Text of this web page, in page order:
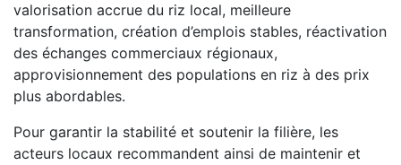
valorisation accrue du riz local, meilleure
transformation, création d’emplois stables, réactivation
des échanges commerciaux régionaux,
approvisionnement des populations en riz à des prix
plus abordables.
Pour garantir la stabilité et soutenir la filière, les
acteurs locaux recommandent ainsi de maintenir et